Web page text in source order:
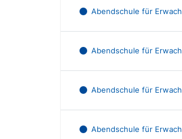
Abendschule für
Abendschule für
Abendschule für
Abendschule für